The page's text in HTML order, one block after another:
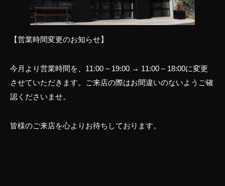
【営業時間変更のお知らせ】
今月より営業時間を、11:00 – 19:00 → 11:00 – 18:00に変更
させていただきます。ご来店の際はお間違いのないようご確
認くださいませ。
皆様のご来店を心よりお待ちしております。